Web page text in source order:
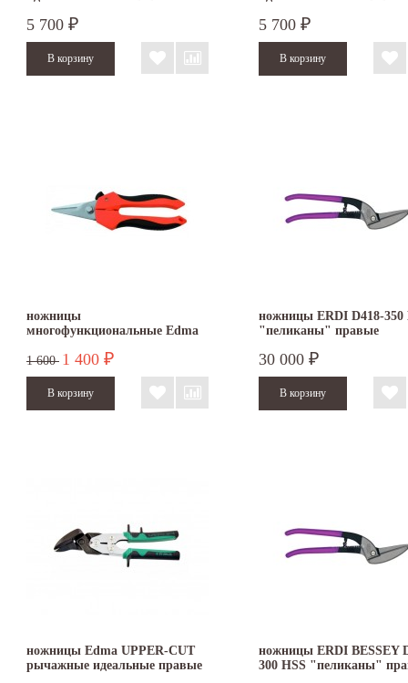
5 700 ₽ 5 700 ₽
ножницы
многофункциональные Edma
1 600 1 400 ₽
ножницы ERDI D418-350
"пеликаны" правые
30 000 ₽
ножницы Edma UPPER-CUT
рычажные идеальные правые
ножницы ERDI BESSEY
300 HSS "пеликаны"